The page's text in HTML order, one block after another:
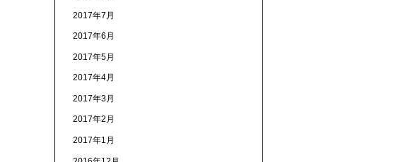
2017年7月
2017年6月
2017年5月
2017年4月
2017年3月
2017年2月
2017年1月